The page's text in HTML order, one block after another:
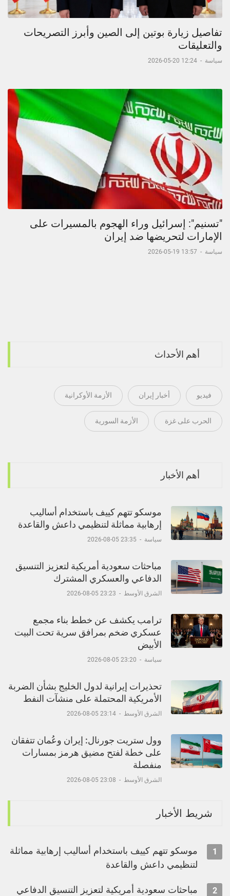
تفاصيل زيارة بوتين إلى الصين وأبرز التصريحات
والتعليقات
سياسة -
12:24 20-05-2026
"تسنيم": إسرائيل وراء الهجوم بالمسيرات على
الإمارات لتحريضها ضد إيران
سياسة -
13:57 19-05-2026
أهم الأحداث
فيديو أخبار إيران الأزمة الأوكرانية
الحرب على غزة الأزمة السورية
أهم الأخبار
موسكو تتهم كييف باستخدام أساليب
إرهابية مماثلة لتنظيمي داعش والقاعدة
سياسة -
23:35 05-08-2026
مباحثات سعودية أمريكية لتعزيز التنسيق
الدفاعي والعسكري المشترك
الشرق الأوسط -
23:23 05-08-2026
ترامب يكشف عن خطط بناء مجمع
عسكري ضخم بمرافق سرية تحت البيت
الأبيض
سياسة -
23:20 05-08-2026
تحذيرات إيرانية لدول الخليج بشأن الضربة
الأمريكية المحتملة على منشآت النفط
الشرق الأوسط -
23:14 05-08-2026
وول ستريت جورنال: إيران وعُمان تتفقان
على خطة لفتح مضيق هرمز بمسارات
منفصلة
الشرق الأوسط -
23:08 05-08-2026
شريط الأخبار
1
موسكو تتهم كييف باستخدام أساليب إرهابية مماثلة
لتنظيمي داعش والقاعدة
2
مباحثات سعودية أمريكية لتعزيز التنسيق الدفاعي